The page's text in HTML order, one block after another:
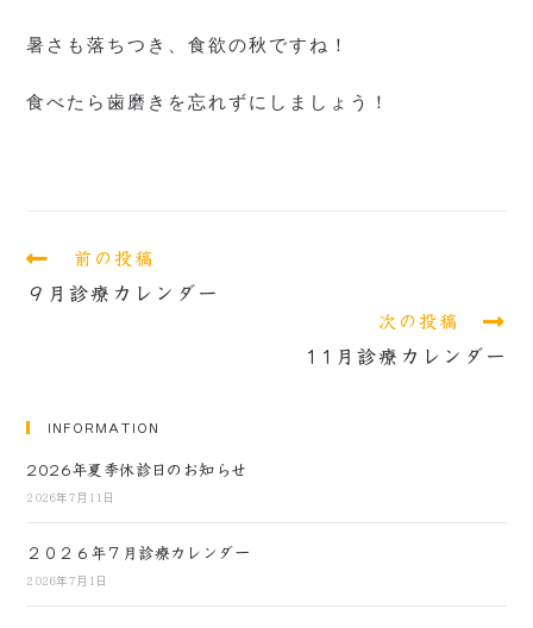
暑さも落ちつき、食欲の秋ですね！
食べたら歯磨きを忘れずにしましょう！
前の投稿
９月診療カレンダー
次の投稿
11月診療カレンダー
INFORMATION
2026年夏季休診日のお知らせ
2026年7月11日
２０２６年７月診療カレンダー
2026年7月1日